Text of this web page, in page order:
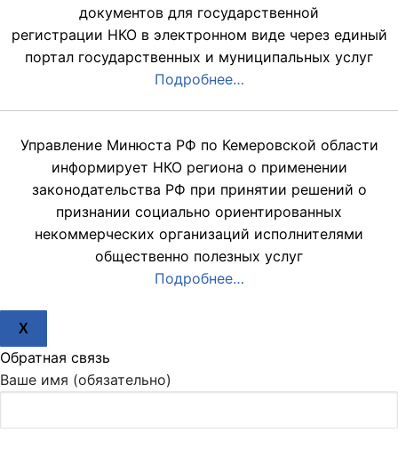
документов для государственной
регистрации НКО в электронном виде через единый
портал государственных и муниципальных услуг
Подробнее…
Управление Минюста РФ по Кемеровской области
информирует НКО региона о применении
законодательства РФ при принятии решений о
признании социально ориентированных
некоммерческих организаций исполнителями
общественно полезных услуг
Подробнее…
X
Обратная связь
Ваше имя (обязательно)